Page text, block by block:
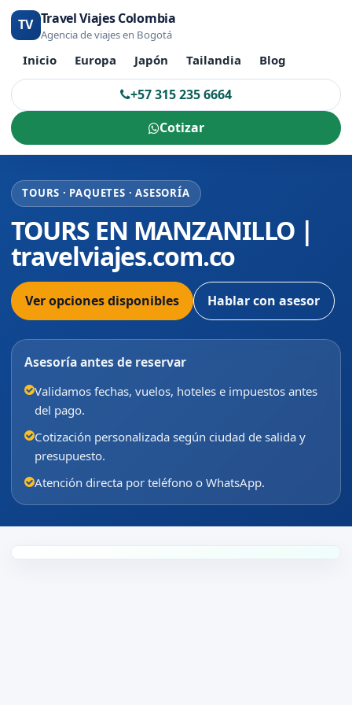
TV Travel Viajes Colombia
Agencia de viajes en Bogotá
Inicio Europa Japón Tailandia Blog
+57 315 235 6664
Cotizar
TOURS · PAQUETES · ASESORÍA
TOURS EN MANZANILLO |
travelviajes.com.co
Ver opciones disponibles Hablar con asesor
Asesoría antes de reservar
Validamos fechas, vuelos, hoteles e impuestos antes
del pago.
Cotización personalizada según ciudad de salida y
presupuesto.
Atención directa por teléfono o WhatsApp.